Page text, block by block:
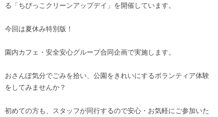
る「ちびっこクリーンアップデイ」を開催しています。
今回は夏休み特別版！
園内カフェ・安全安心グループ合同企画で実施します。
おさんぽ気分でごみを拾い、 公園をきれいにするボランティア体験
をしてみませんか？
初めての方も、スタッフが同行するので安心・ お気軽にご参加いた